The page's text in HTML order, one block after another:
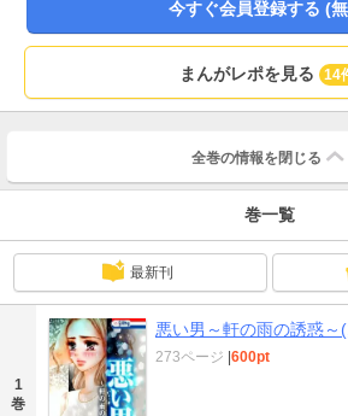
今すぐ会員登録する (
まんがレポを見る 14
全巻の情報を 閉じる
巻一覧
最新刊
1
巻
悪い男～軒の雨の誘惑～
273ページ 600pt